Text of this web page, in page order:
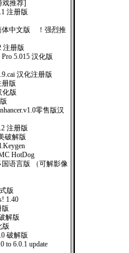
戏推荐]
注册版
体中文版 ！强烈推
注册版
Pro 5.015 汉化版
汉化注册版
册版
化版
零售版汉
注册版
破解版
HotDog
国语言版 （可解影像
版
1.40
版
解版
版
破解版
to 6.0.1 update